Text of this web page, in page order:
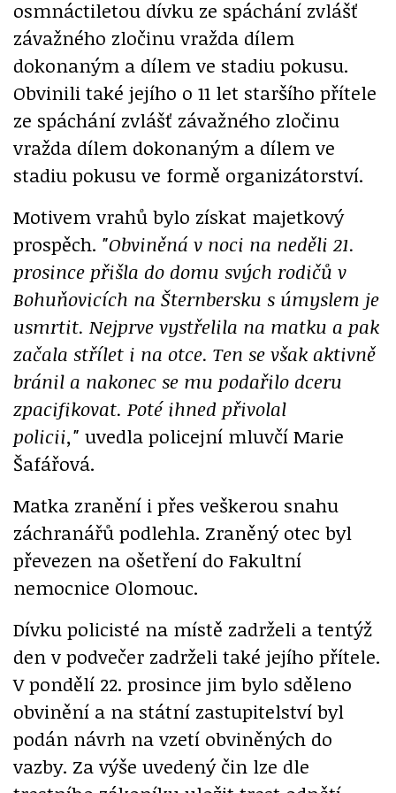
osmnáctiletou dívku ze spáchání zvlášť
závažného zločinu vražda dílem
dokonaným a dílem ve stadiu pokusu.
Obvinili také jejího o 11 let staršího přítele
ze spáchání zvlášť závažného zločinu
vražda dílem dokonaným a dílem ve
stadiu pokusu ve formě organizátorství.
Motivem vrahů bylo získat majetkový
prospěch. "Obviněná v noci na neděli 21.
prosince přišla do domu svých rodičů v
Bohuňovicích na Šternbersku s úmyslem je
usmrtit. Nejprve vystřelila na matku a pak
začala střílet i na otce. Ten se však aktivně
bránil a nakonec se mu podařilo dceru
zpacifikovat. Poté ihned přivolal
policii," uvedla policejní mluvčí Marie
Šafářová.
Matka zranění i přes veškerou snahu
záchranářů podlehla. Zraněný otec byl
převezen na ošetření do Fakultní
nemocnice Olomouc.
Dívku policisté na místě zadrželi a tentýž
den v podvečer zadrželi také jejího přítele.
V pondělí 22. prosince jim bylo sděleno
obvinění a na státní zastupitelství byl
podán návrh na vzetí obviněných do
vazby. Za výše uvedený čin lze dle